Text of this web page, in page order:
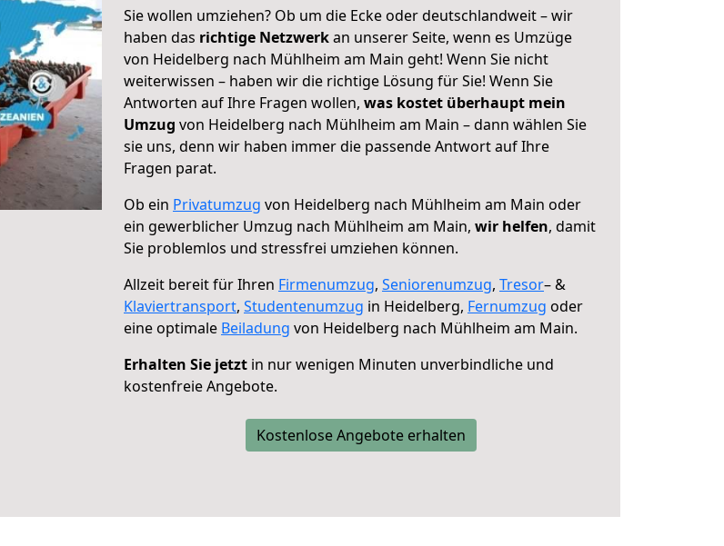
Sie wollen umziehen? Ob um die Ecke oder deutschlandweit – wir
haben das richtige Netzwerkan unserer Seite, wenn es Umzüge
von Heidelberg nach Mühlheim am Main geht! Wenn Sie nicht
weiterwissen – haben wir die richtige Lösung für Sie! Wenn Sie
Antworten auf Ihre Fragen wollen, was kostet überhaupt mein
Umzug von Heidelberg nach Mühlheim am Main – dann wählen Sie
sie uns, denn wir haben immer die passende Antwort auf Ihre
Fragen parat.
Ob ein Privatumzug von Heidelberg nach Mühlheim am Main oder
ein gewerblicher Umzug nach Mühlheim am Main, wir helfen, damit
Sie problemlos und stressfrei umziehen können.
Allzeit bereit für Ihren Firmenumzug, Seniorenumzug, Tresor– &
Klaviertransport, Studentenumzug in Heidelberg, Fernumzug oder
eine optimale Beiladung von Heidelberg nach Mühlheim am Main.
Erhalten Sie jetzt in nur wenigen Minuten unverbindliche und
kostenfreie Angebote.
Kostenlose Angebote erhalten